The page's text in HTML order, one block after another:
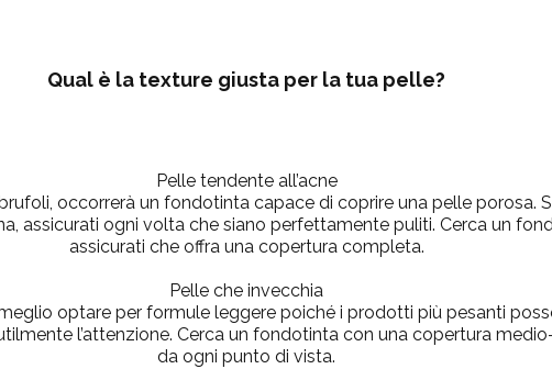
Qual è la texture giusta per la tua pelle?
Pelle tendente all’acne
occorrerà un fondotinta capace di coprire una pelle porosa.
assicurati ogni volta che siano perfettamente puliti. Cerca un
assicurati che offra una copertura completa.
Pelle che invecchia
optare per formule leggere poiché i prodotti più pesanti
l’attenzione. Cerca un fondotinta con una copertura
da ogni punto di vista.